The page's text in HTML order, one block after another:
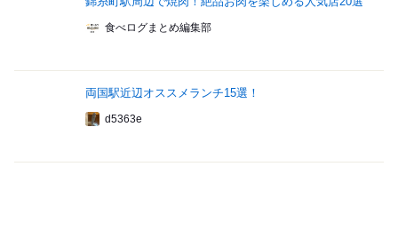
食べログまとめ編集部
両国駅近辺オススメランチ15選！
d5363e